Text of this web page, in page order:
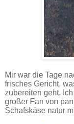
Mir war die Tage
frisches Gericht,
zubereiten geht.
großer Fan von
Schafskäse natur